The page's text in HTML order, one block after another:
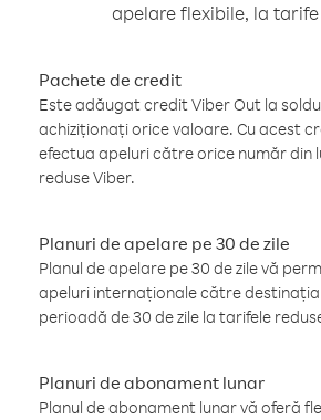
apelare flexibile, la tarife
Pachete de credit
Este adăugat credit Viber Out la
achiziționați orice valoare. Cu acest
efectua apeluri către orice număr din
reduse Viber.
Planuri de apelare pe 30 de zile
Planul de apelare pe 30 de zile vă
apeluri internaționale către destinația
perioadă de 30 de zile la tarifele
Planuri de abonament lunar
Planul de abonament lunar vă oferă